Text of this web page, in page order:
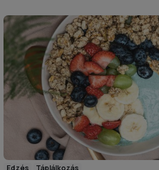
Edzés Táplálkozás